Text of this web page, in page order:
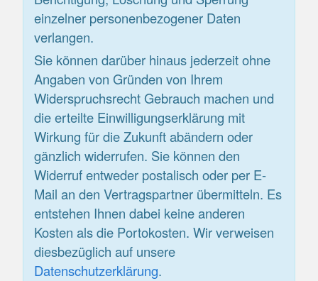
einzelner personenbezogener Daten
verlangen.
Sie können darüber hinaus jederzeit ohne
Angaben von Gründen von Ihrem
Widerspruchsrecht Gebrauch machen und
die erteilte Einwilligungserklärung mit
Wirkung für die Zukunft abändern oder
gänzlich widerrufen. Sie können den
Widerruf entweder postalisch oder per E-
Mail an den Vertragspartner übermitteln. Es
entstehen Ihnen dabei keine anderen
Kosten als die Portokosten. Wir verweisen
diesbezüglich auf unsere
Datenschutzerklärung.